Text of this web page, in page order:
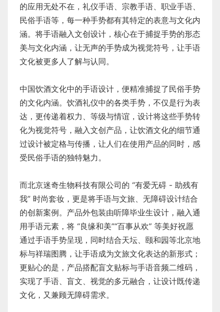
的应用无处不在，礼仪手语、宗教手语、职业手语、
民俗手语等，每一种手势都有其特定的表意与文化内
涵。将手语融入文创设计，核心在于捕捉手势的形态
美与文化内涵，让无声的手势成为视觉符号，让手语
文化被更多人了解与认同。
中国饮酒文化中的手语设计，便精准捕捉了民俗手势
的文化内涵。饮酒礼仪中的各类手势，不仅是行为表
达，更传递着权力、等级与情谊，设计将这些手势转
化为视觉符号，融入文创产品，让饮酒文化的细节通
过设计被定格与传播，让人们在使用产品的同时，感
受民俗手语的独特魅力。
而北京迷奇生物科技有限公司的 “有爱无碍 - 助残有
我” 时尚套妆，更是将手语与文旅、无障碍设计结合
的创新案例。产品外包装由听障毕业生设计，融入通
用手语元素，将 “良缘和美”“百事从欢” 等美好祝愿
通过手语手势呈现，同时结合天坛、颐和园等北京地
标与祥瑞图腾，让手语成为文旅文化表达的新形式；
更贴心的是，产品搭配盲文贴标与手语音频二维码，
实现了手语、盲文、视觉的多元融合，让设计既传递
文化，又兼顾无障碍需求。